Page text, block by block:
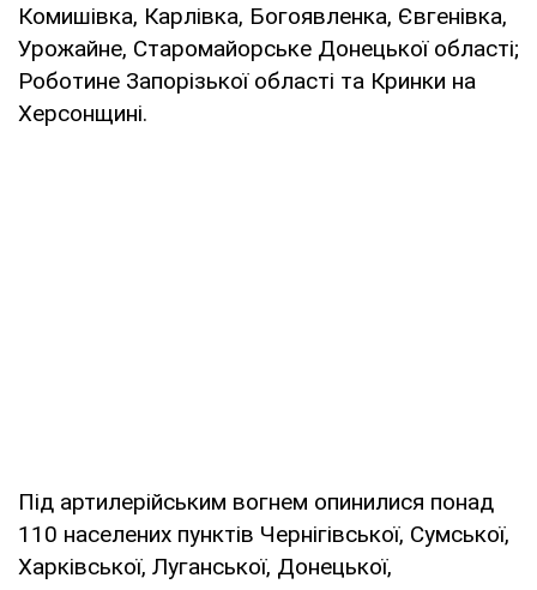
Комишівка, Карлівка, Богоявленка, Євгенівка,
Урожайне, Старомайорське Донецької області;
Роботине Запорізької області та Кринки на
Херсонщині.
Під артилерійським вогнем опинилися понад
110 населених пунктів Чернігівської, Сумської,
Харківської, Луганської, Донецької,